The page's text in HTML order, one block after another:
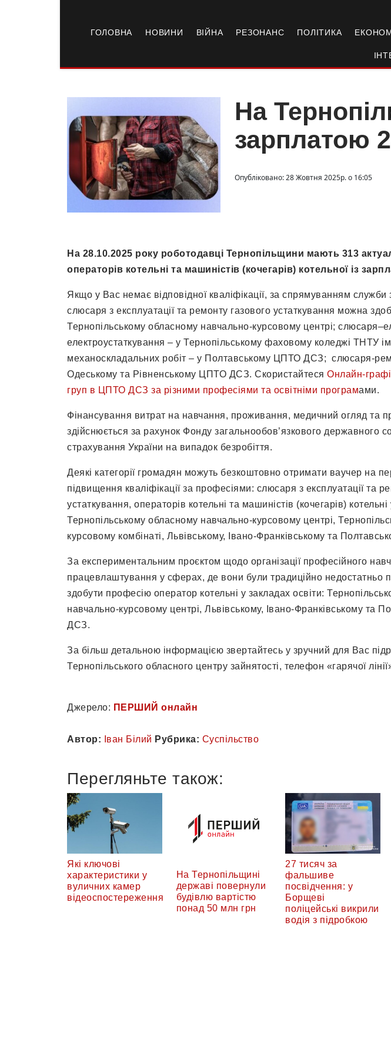
ГОЛОВНА НОВИНИ ВІЙНА РЕЗОНАНС ПОЛІТИКА
На
зарплатою
Опубліковано: 28 Жовтня 2025р. о 16:05
На 28.10.2025 року роботодавці Тернопільщини мають 313
операторів котельні та машиністів (кочегарів) котельної із
Якщо у Вас немає відповідної кваліфікації, за спрямуванням служби
слюсаря з експлуатації та ремонту газового устаткування можна
Тернопільському обласному навчально-курсовому центрі;
електроустаткування – у Тернопільському фаховому коледжі ТНТУ
механоскладальних робіт – у Полтавському ЦПТО ДСЗ; слюсаря-
Одеському та Рівненському ЦПТО ДСЗ. Скористайтеся Онлайн-
груп в ЦПТО ДСЗ за різними професіями та освітніми програмами.
Фінансування витрат на навчання, проживання, медичний огляд та
здійснюється за рахунок Фонду загальнообов’язкового державного
страхування України на випадок безробіття.
Деякі категорії громадян можуть безкоштовно отримати ваучер на
підвищення кваліфікації за професіями: слюсаря з експлуатації та
устаткування, операторів котельні та машиністів (кочегарів) котельні
Тернопільському обласному навчально-курсовому центрі,
курсовому комбінаті, Львівському, Івано-Франківському та
За експериментальним проєктом щодо організації професійного
працевлаштування у сферах, де вони були традиційно недостатньо
здобути професію оператор котельні у закладах освіти:
навчально-курсовому центрі, Львівському, Івано-Франківському та
ДСЗ.
За більш детальною інформацією звертайтесь у зручний для Вас
Тернопільського обласного центру зайнятості, телефон «гарячої
Джерело: ПЕРШИЙ онлайн
Автор: Іван Білий Рубрика: Суспільство
Перегляньте також:
Які ключові
характеристики у
вуличних камер
відеоспостереження
На Тернопільщині
державі повернули
будівлю вартістю
понад 50 млн грн
27 тисяч за
фальшиве
посвідчення: у
Борщеві
поліцейські викрили
водія з підробкою